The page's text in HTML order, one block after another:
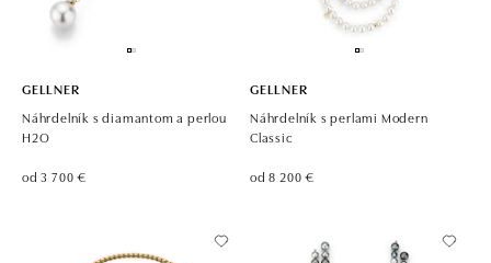
GELLNER
Náhrdelník s diamantom a perlou
H2O
od 3 700 €
GELLNER
Náhrdelník s perlami Modern
Classic
od 8 200 €